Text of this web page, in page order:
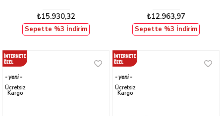
₺15.930,32
Sepette %3 İndirim
₺12.963,97
Sepette %3 İndirim
yeni
ürün
Ücretsiz
Kargo
yeni
ürün
Ücretsiz
Kargo